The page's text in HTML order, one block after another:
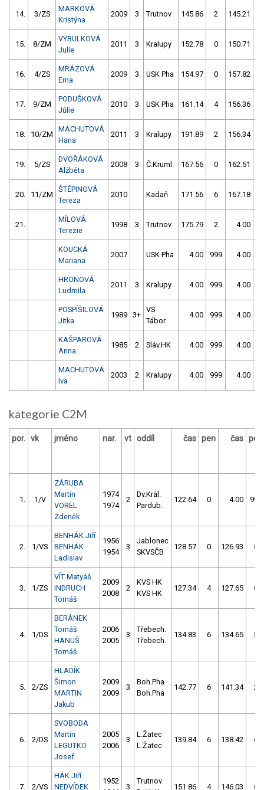
14. 3/ZS
MARKOVÁ
Kristýna
2009 3 Trutnov 145.86 2 145.21
15. 8/ZM
VYBULKOVÁ
Julie
2011 3 Kralupy 152.78 0 150.71
16. 4/ZS
MRÁZOVÁ
Ema
2009 3 USK Pha 154.97 0 157.82
17. 9/ZM
PODUŠKOVÁ
Jůlie
2010 3 USK Pha 161.14 4 156.36
18. 10/ZM
MACHUTOVÁ
Hana
2011 3 Kralupy 191.89 2 156.34
19. 5/ZS
DVOŘÁKOVÁ
Alžběta
2008 3 Č.Kruml. 167.56 0 162.51
20. 11/ZM
ŠTĚPINOVÁ
Tereza
2010 Kadaň 171.56 6 167.18
21.
MÍLOVÁ
Terezie
1998 3 Trutnov 175.79 2 4.00
KOUCKÁ
Mariana
2007 USK Pha 4.00 999 4.00
HRONOVÁ
Ludmila
2011 3 Kralupy 4.00 999 4.00
POSPÍŠILOVÁ
Jitka
1989 3+
VS
Tábor
4.00 999 4.00
KAŠPAROVÁ
Anna
1985 2 Sláv.HK 4.00 999 4.00
MACHUTOVÁ
Iva
2003 2 Kralupy 4.00 999 4.00
kategorie C2M
por. vk jméno nar. vt oddíl čas pen čas pen
1. 1/V
ZÁRUBA
Martin
VOREL
Zdeněk
1974
1974
2
Dv.Král.
Pardub.
122.64 0 4.00 999
2. 1/VS
BENHÁK Jiří
BENHÁK
Ladislav
1956
1954
3
Jablonec
SKVSČB
128.57 0 126.93 0
3. 1/ZS
VÍT Matyáš
INDRUCH
Tomáš
2009
2008
2
KVS HK
KVS HK
127.34 4 127.65 0
4. 1/DS
BERÁNEK
Tomáš
HANUŠ
Tomáš
2006
2005
3
Třebech.
Třebech.
134.83 6 134.65 8
5. 2/ZS
HLADÍK
Šimon
MARTIN
Jakub
2009
2009
3
Boh.Pha
Boh.Pha
142.77 6 141.34 2
6. 2/DS
SVOBODA
Martin
LEGUTKO
Josef
2005
2006
3
L.Žatec
L.Žatec
139.84 6 138.42 6
7. 2/VS
HÁK Jiří
NEDVÍDEK
1952
3
Trutnov
151.86 4 146.03 0